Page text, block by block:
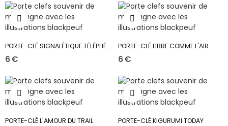
PORTE-CLÉ SIGNALÉTIQUE TÉLÉPHÉRIQUE
6 €
PORTE-CLÉ LIBRE COMME L'AIR
6 €
PORTE-CLÉ L'AMOUR DU TRAIL PORTE-CLÉ KIGURUMI TODAY